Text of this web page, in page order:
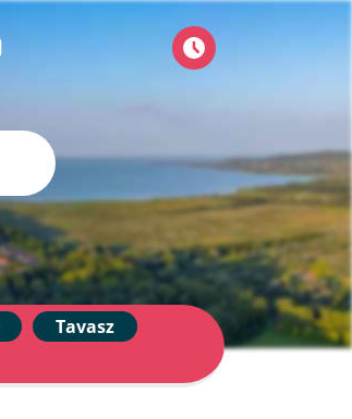
Tavasz